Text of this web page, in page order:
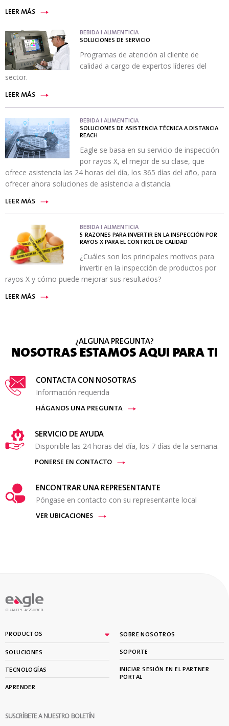
LEER MÁS
BEBIDA I ALIMENTICIA
SOLUCIONES DE SERVICIO
Programas de atención al cliente de
calidad a cargo de expertos líderes del
sector.
LEER MÁS
BEBIDA I ALIMENTICIA
SOLUCIONES DE ASISTENCIA TÉCNICA A DISTANCIA
REACH
Eagle se basa en su servicio de inspección
por rayos X, el mejor de su clase, que
ofrece asistencia las 24 horas del día, los 365 días del año, para
ofrecer ahora soluciones de asistencia a distancia.
LEER MÁS
BEBIDA I ALIMENTICIA
5 RAZONES PARA INVERTIR EN LA INSPECCIÓN POR
RAYOS X PARA EL CONTROL DE CALIDAD
¿Cuáles son los principales motivos para
invertir en la inspección de productos por
rayos X y cómo puede mejorar sus resultados?
LEER MÁS
¿ALGUNA PREGUNTA?
NOSOTRAS ESTAMOS AQUI PARA TI
CONTACTA CON NOSOTRAS
Información requerida
HÁGANOS UNA PREGUNTA
SERVICIO DE AYUDA
Disponible las 24 horas del día, los 7 días de la semana.
PONERSE EN CONTACTO
ENCONTRAR UNA REPRESENTANTE
Póngase en contacto con su representante local
VER UBICACIONES
PRODUCTOS
SOLUCIONES
TECNOLOGÍAS
APRENDER
SOBRE NOSOTROS
SOPORTE
INICIAR SESIÓN EN EL PARTNER
PORTAL
SUSCRÍBETE A NUESTRO BOLETÍN